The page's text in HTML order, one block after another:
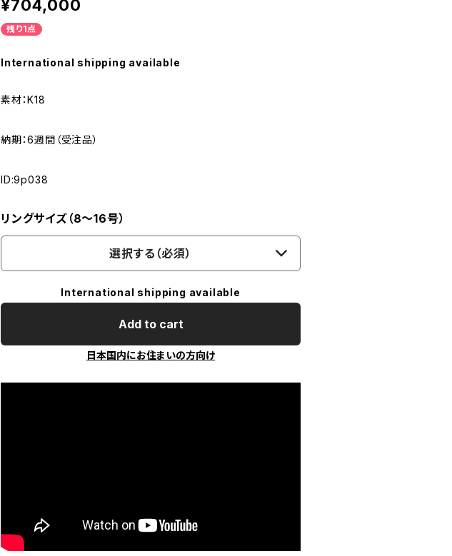
¥704,000
残り1点
International shipping available
素材：K18
納期：6週間（受注品）
ID:9p038
リングサイズ（8～16号）
選択する（必須）
International shipping available
Add to cart
日本国内にお住まいの方向け